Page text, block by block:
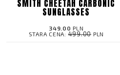
SMITH CHEETAH CARBONIC
SUNGLASSES
349.00 PLN
STARA CENA:499.00 PLN